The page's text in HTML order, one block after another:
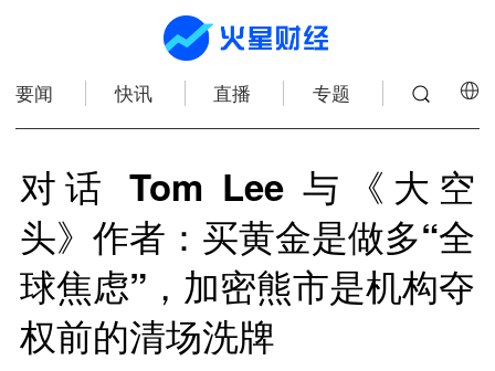
要闻 快讯 直播 专题
对话 Tom Lee 与《大空
头》作者：买黄金是做多“全
球焦虑”，加密熊市是机构夺
权前的清场洗牌